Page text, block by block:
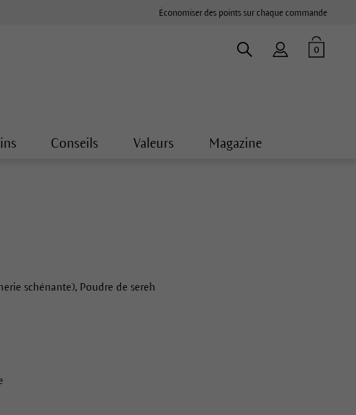
Économiser des points sur chaque commande
0
Conseils Valeurs Magazine
schénante), Poudre de sereh